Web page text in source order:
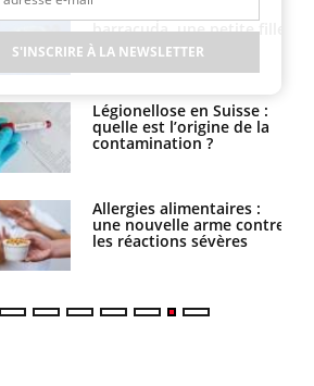
barracuda, une petite fille
secourue grâce à un
réflexe essentiel
Légionellose en Suisse :
quelle est l’origine de la
contamination ?
Allergies alimentaires :
une nouvelle arme contre
les réactions sévères
S'INSCRIRE À LA NEWSLETTER